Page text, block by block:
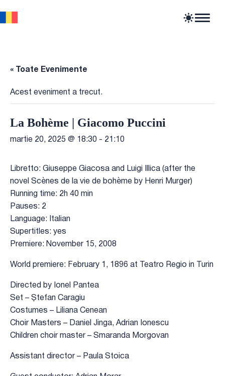
Știri
Resurse
« Toate Evenimente
Acest eveniment a trecut.
La Bohème | Giacomo Puccini
martie 20, 2025 @ 18:30 - 21:10
Libretto: Giuseppe Giacosa and Luigi Illica (after the
novel Scènes de la vie de bohème by Henri Murger)
Running time: 2h 40 min
Pauses: 2
Language: Italian
Supertitles: yes
Premiere: November 15, 2008
World premiere: February 1, 1896 at Teatro Regio in Turin
Directed by Ionel Pantea
Set – Ștefan Caragiu
Costumes – Liliana Cenean
Choir Masters – Daniel Jinga, Adrian Ionescu
Children choir master – Smaranda Morgovan
Assistant director – Paula Stoica